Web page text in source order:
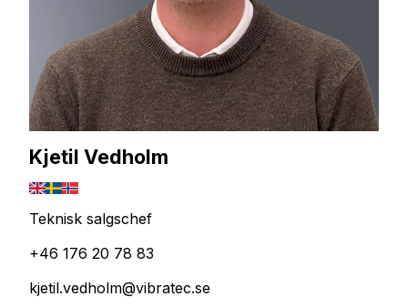
Kjetil Vedholm
Teknisk salgschef
+46 176 20 78 83
kjetil.vedholm@vibratec.se